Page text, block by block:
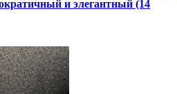
и элегантный (14